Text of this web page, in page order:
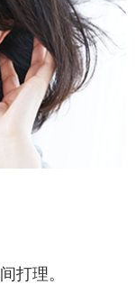
打理。